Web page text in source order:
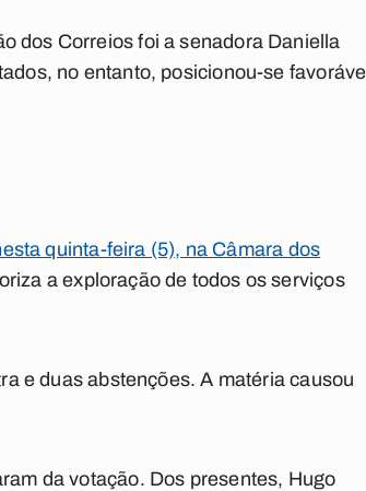
dos Correios foi a senadora Daniella
no entanto, posicionou-se favorável
quinta-feira (5), na Câmara dos
a exploração de todos os serviços
e duas abstenções. A matéria causou
da votação. Dos presentes, Hugo